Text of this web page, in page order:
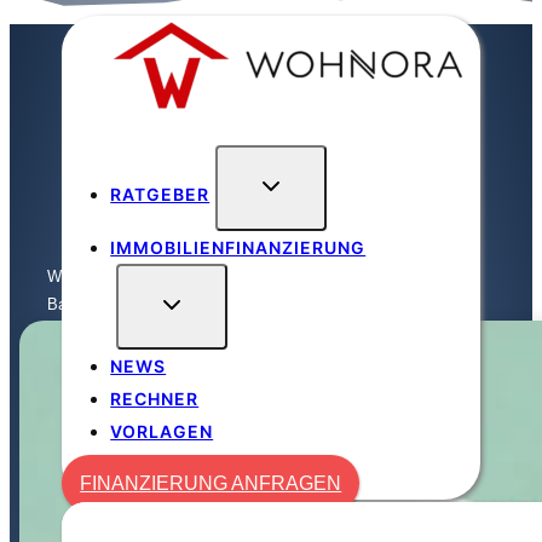
Zum
RATGEBER
IMMOBILIENFINANZIERUNG
NEWS
RECHNER
VORLAGEN
FINANZIERUNG ANFRAGEN
Wohnora
Baufinanzierung – Zinsen, Rechner & ...